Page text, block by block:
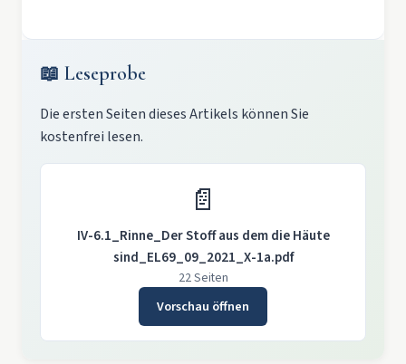
📖 Leseprobe
Die ersten Seiten dieses Artikels können Sie
kostenfrei lesen.
📄
IV-6.1_Rinne_Der Stoff aus dem die Häute
sind_EL69_09_2021_X-1a.pdf
22 Seiten
Vorschau öffnen